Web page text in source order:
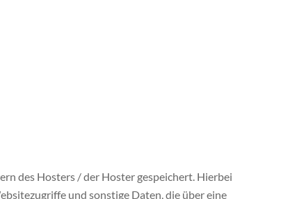
des Hosters / der Hoster gespeichert. Hierbei
und sonstige Daten, die über eine